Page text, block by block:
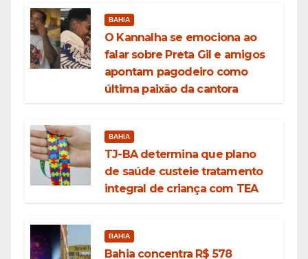
BAHIA
O Kannalha se emociona ao
falar sobre Preta Gil e amigos
apontam pagodeiro como
última paixão da cantora
BAHIA
TJ-BA determina que plano
de saúde custeie tratamento
integral de criança com TEA
BAHIA
Bahia concentra R$ 578